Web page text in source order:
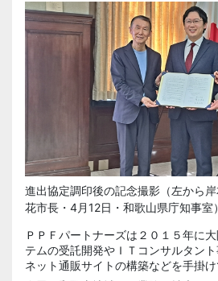
進出協定調印後の記念撮影（左から
花市長・4月12日・和歌山県庁知事室）
ＰＰＦパートナーズは２０１５年に
テムの受託開発やＩＴコンサルタン
ネット通販サイトの構築などを手掛け